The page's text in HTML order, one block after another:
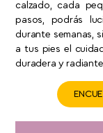
calzado, cada
pasos, podrás
durante semanas,
a tus pies el
duradera y